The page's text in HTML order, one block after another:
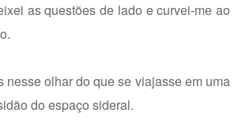
as questões de lado e curvei-me ao
nesse olhar do que se viajasse em uma
do espaço sideral.